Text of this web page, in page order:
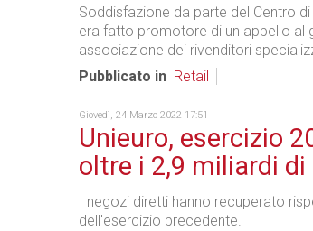
Soddisfazione da parte del Centro
era fatto promotore di un appello al
associazione dei rivenditori
Pubblicato in Retail
Giovedì, 24 Marzo 2022 17:51
Unieuro, esercizio
oltre i 2,9 miliardi di
I negozi diretti hanno recuperato
dell'esercizio precedente.